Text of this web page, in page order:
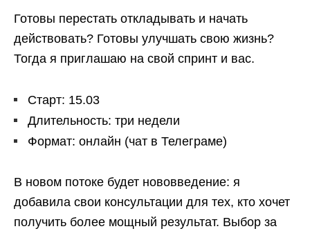
Готовы перестать откладывать и начать
действовать? Готовы улучшать свою жизнь?
Тогда я приглашаю на свой спринт и вас.
Старт: 15.03
Длительность: три недели
Формат: онлайн (чат в Телеграме)
В новом потоке будет нововведение: я
добавила свои консультации для тех, кто хочет
получить более мощный результат. Выбор за